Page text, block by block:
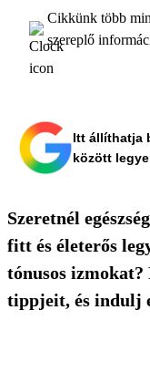
Cikkünk több
szereplő
Itt állíthatja
között
Szeretnél
fitt és életerős
tónusos
tippjeit, és indulj